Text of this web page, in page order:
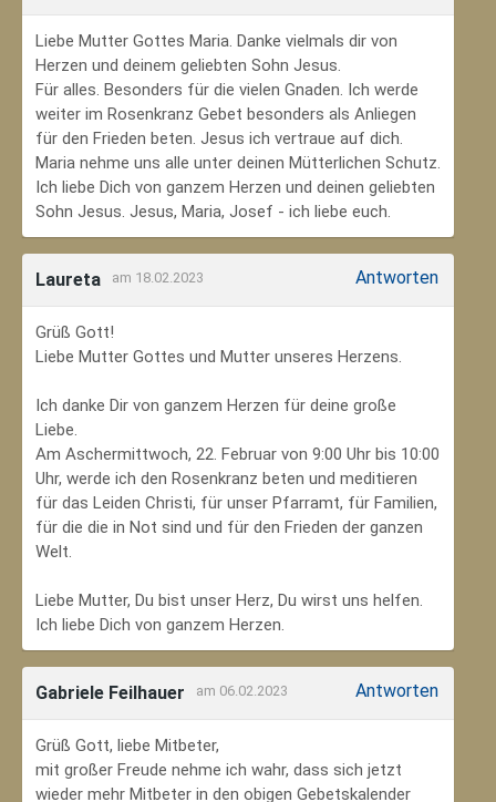
Liebe Mutter Gottes Maria. Danke vielmals dir von
Herzen und deinem geliebten Sohn Jesus.
Für alles. Besonders für die vielen Gnaden. Ich werde
weiter im Rosenkranz Gebet besonders als Anliegen
für den Frieden beten. Jesus ich vertraue auf dich.
Maria nehme uns alle unter deinen Mütterlichen Schutz.
Ich liebe Dich von ganzem Herzen und deinen geliebten
Sohn Jesus. Jesus, Maria, Josef - ich liebe euch.
Laureta am 18.02.2023 Antworten
Grüß Gott!
Liebe Mutter Gottes und Mutter unseres Herzens.
Ich danke Dir von ganzem Herzen für deine große
Liebe.
Am Aschermittwoch, 22. Februar von 9:00 Uhr bis 10:00
Uhr, werde ich den Rosenkranz beten und meditieren
für das Leiden Christi, für unser Pfarramt, für Familien,
für die die in Not sind und für den Frieden der ganzen
Welt.
Liebe Mutter, Du bist unser Herz, Du wirst uns helfen.
Ich liebe Dich von ganzem Herzen.
Gabriele Feilhauer am 06.02.2023 Antworten
Grüß Gott, liebe Mitbeter,
mit großer Freude nehme ich wahr, dass sich jetzt
wieder mehr Mitbeter in den obigen Gebetskalender